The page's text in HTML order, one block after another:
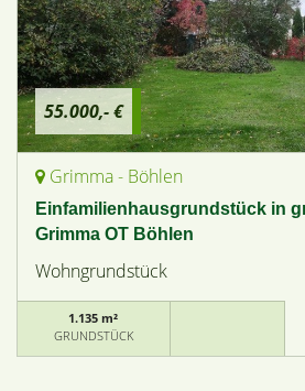
55.000,- €
Grimma - Böhlen
Einfamilienhausgrundstück in
Grimma OT Böhlen
Wohngrundstück
1.135 m²
GRUNDSTÜCK